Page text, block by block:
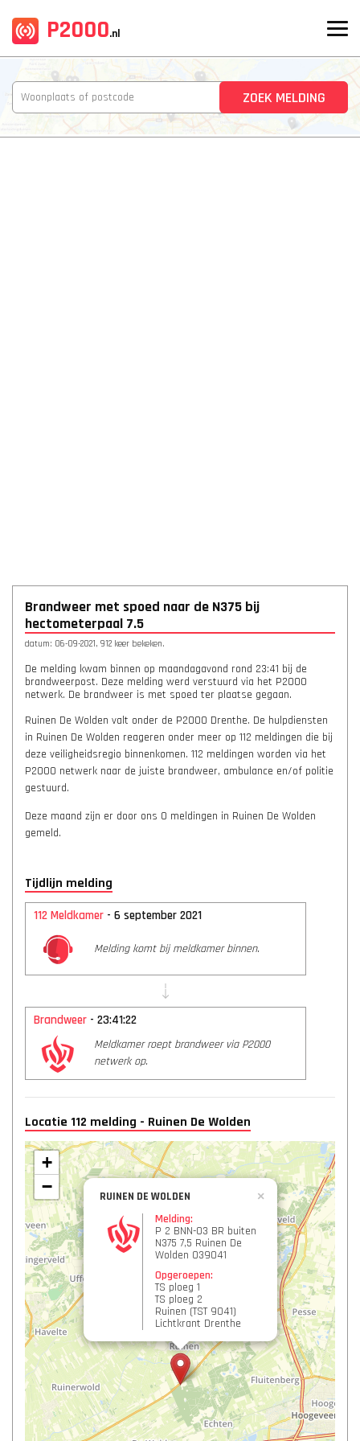
P2000.nl
Brandweer met spoed naar de N375 bij
hectometerpaal 7.5
datum: 06-09-2021, 912 keer bekeken.
De melding kwam binnen op maandagavond rond 23:41 bij de
brandweerpost. Deze melding werd verstuurd via het P2000
netwerk. De brandweer is met spoed ter plaatse gegaan.
Ruinen De Wolden valt onder de P2000 Drenthe. De hulpdiensten
in Ruinen De Wolden reageren onder meer op 112 meldingen die bij
deze veiligheidsregio binnenkomen. 112 meldingen worden via het
P2000 netwerk naar de juiste brandweer, ambulance en/of politie
gestuurd.
Deze maand zijn er door ons 0 meldingen in Ruinen De Wolden
gemeld.
Tijdlijn melding
112 Meldkamer - 6 september 2021
Melding komt bij meldkamer binnen.
Brandweer - 23:41:22
Meldkamer roept brandweer via P2000
netwerk op.
Locatie 112 melding - Ruinen De Wolden
RUINEN DE WOLDEN
Melding:
P 2 BNN-03 BR buiten
N375 7,5 Ruinen De
Wolden 039041
Opgeroepen:
TS ploeg 1
TS ploeg 2
Ruinen (TST 9041)
Lichtkrant Drenthe
×
+
−